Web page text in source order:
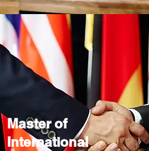
Master of
International